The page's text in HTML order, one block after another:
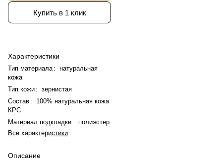
Купить в 1 клик
Характеристики
Тип материала : натуральная
кожа
Тип кожи : зернистая
Состав :
100% натуральная кожа
КРС
Материал подкладки : полиэстер
Все характеристики
Описание